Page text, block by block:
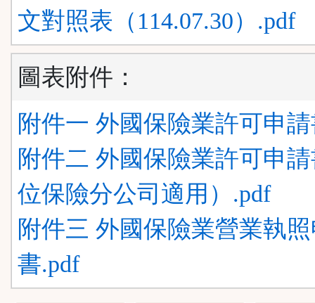
文對照表（114.07.30）.pdf
圖表附件：
附件一 外國保險業許可申
附件二 外國保險業許可申
位保險分公司適用）.pdf
附件三 外國保險業營業執
書.pdf